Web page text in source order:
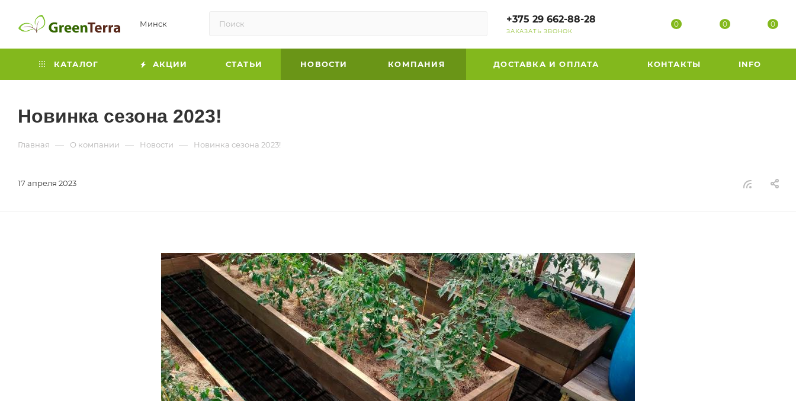
Минск +375 29 662-88-28
ЗАКАЗАТЬ ЗВОНОК
0 0 0
КАТАЛОГ АКЦИИ СТАТЬИ НОВОСТИ КОМПАНИЯ ДОСТАВКА И ОПЛАТА КОНТАКТЫ INFO
Новинка сезона 2023!
Главная — О компании — Новости — Новинка сезона 2023!
17 апреля 2023